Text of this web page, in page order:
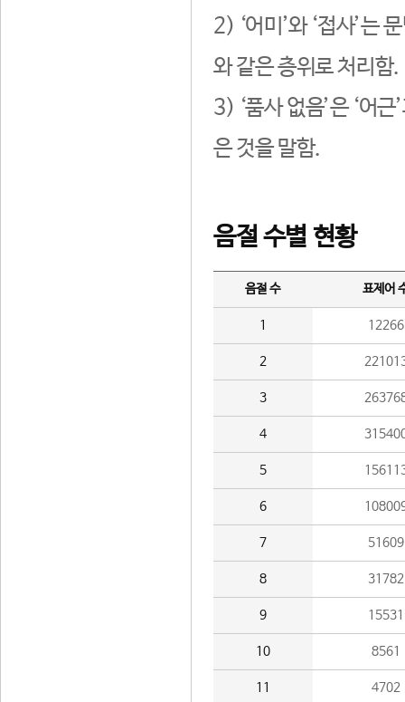
2) ‘어미’와 ‘접사’는
와 같은 층위로 처리함.
3) ‘품사 없음’은 ‘어
은 것을 말함.
음절 수별 현황
음절 수 표제어
1 12266
2
3
4
5
6
7 51609
8 31782
9 15531
10 8561
11 4702